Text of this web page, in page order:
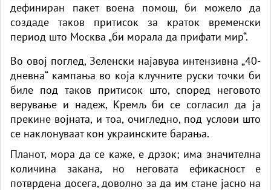
дефиниран пакет воена помош, би можело да
создаде таков притисок за краток временски
период што Москва „би морала да прифати мир“.
Во овој поглед, Зеленски најавува интензивна „40-
дневна“ кампања во која клучните руски точки би
биле под таков притисок што, според неговото
верување и надеж, Кремљ би се согласил да ја
прекине војната, и тоа, очигледно, под услови што
се наклонуваат кон украинските барања.
Планот, мора да се каже, е дрзок; има значителна
количина закана, но неговата ефикасност е
потврдена досега, доволно за да им стане јасно на